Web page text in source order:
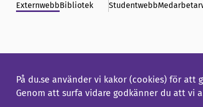
ExternwebbBibliotek Studentwebb
På du.se använder vi kakor (cookies) för att
Genom att surfa vidare godkänner du att vi